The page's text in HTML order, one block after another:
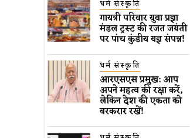
धर्म संस्कृति
गायत्री परिवार युवा प्रज्ञा
मंडल ट्रस्ट की रजत जयंती
पर पांच कुंडीय यज्ञ संपन्न!
धर्म संस्कृति
आरएसएस प्रमुख: आप
अपने महत्व की रक्षा करें,
लेकिन देश की एकता को
बरकरार रखें!